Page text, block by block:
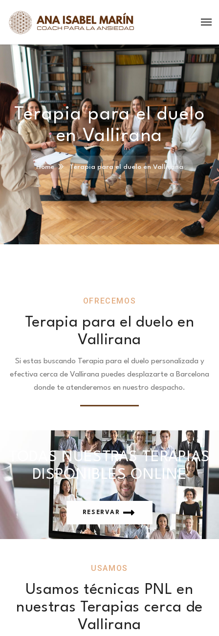
Terapia para el duelo
en Vallirana
Home Terapia para el duelo en Vallirana
OFRECEMOS
Terapia para el duelo en
Vallirana
Si estas buscando Terapia para el duelo personalizada y
efectiva cerca de Vallirana puedes desplazarte a Barcelona
donde te atenderemos en nuestro despacho.
TODAS NUESTRAS TERAPIAS
DISPONIBLES ONLINE
RESERVAR
USAMOS
Usamos técnicas PNL en
nuestras Terapias cerca de
Vallirana